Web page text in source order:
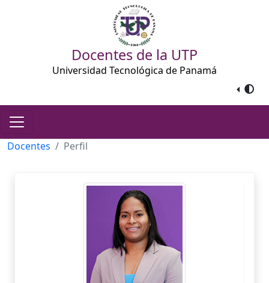
Docentes de la UTP
Universidad Tecnológica de Panamá
Docentes Perfil